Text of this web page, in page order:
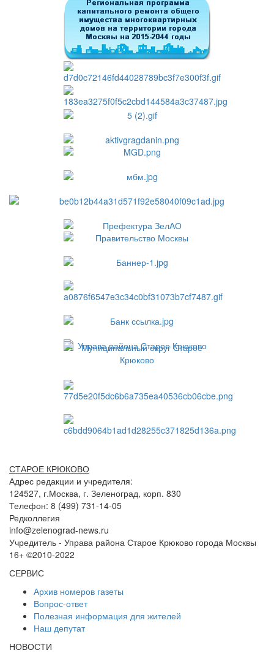
СТАРОЕ КРЮКОВО
Адрес редакции и учредителя:
124527, г.Москва, г. Зеленоград, корп. 830
Телефон: 8 (499) 731-14-05
Редколлегия
info@zelenograd-news.ru
Учредитель - Управа района Старое Крюково города Москвы
16+ ©2010-2022
СЕРВИС
Архив номеров газеты
Вопрос-ответ
Полезная информация для жителей
Наш депутат
НОВОСТИ